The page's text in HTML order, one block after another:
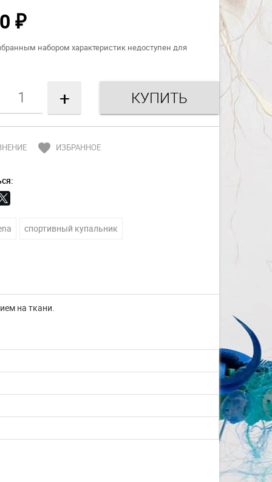
₽
набором характеристик недоступен для
+
favorite ИЗБРАННОЕ
спортивный купальник
на ткани.